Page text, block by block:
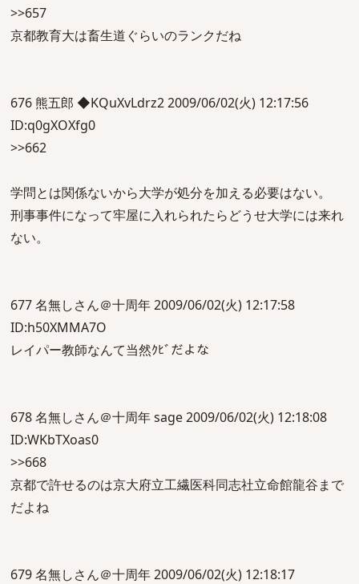
>>657
京都教育大は畜生道ぐらいのランクだね
676 熊五郎 ◆KQuXvLdrz2 2009/06/02(火) 12:17:56
ID:q0gXOXfg0
>>662
学問とは関係ないから大学が処分を加える必要はない。
刑事事件になって牢屋に入れられたらどうせ大学には来れ
ない。
677 名無しさん＠十周年 2009/06/02(火) 12:17:58
ID:h50XMMA7O
レイパー教師なんて当然ｸﾋﾞだよな
678 名無しさん＠十周年 sage 2009/06/02(火) 12:18:08
ID:WKbTXoas0
>>668
京都で許せるのは京大府立工繊医科同志社立命館龍谷まで
だよね
679 名無しさん＠十周年 2009/06/02(火) 12:18:17